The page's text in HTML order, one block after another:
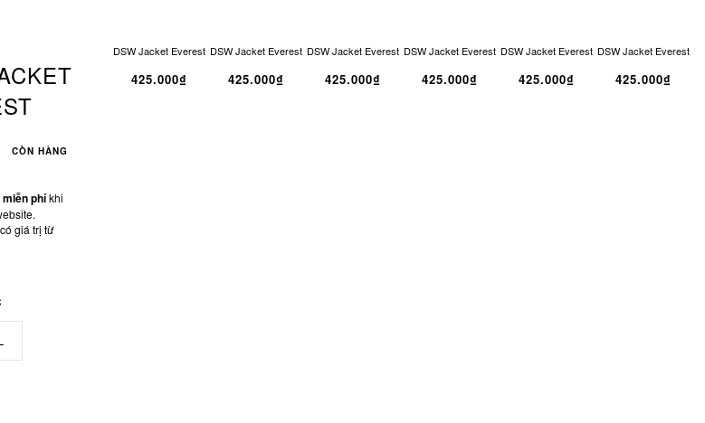
CÒN HÀNG
miễn phíkhi
giá trị từ
DSW Jacket Everest
425.000₫
DSW Jacket Everest
425.000₫
DSW Jacket Everest
425.000₫
DSW Jacket Everest
425.000₫
DSW Jacket Everest
425.000₫
DSW Jacket Everest
425.000₫